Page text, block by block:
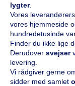
lygter.
Vores leverandørers
vores hjemmeside
hundredetusinde
Finder du ikke lige
Derudover svejser
levering.
Vi rådgiver gerne
sidder med samlet